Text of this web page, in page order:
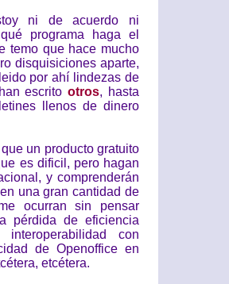
ni de acuerdo ni
programa haga el
temo que hace mucho
disquisiciones aparte,
por ahí lindezas de
escritootros, hasta
llenos de dinero
un producto gratuito
es dificil, pero hagan
y comprenderán
una gran cantidad de
ocurran sin pensar
pérdida de eficiencia
con
de Openoffice en
etcétera.